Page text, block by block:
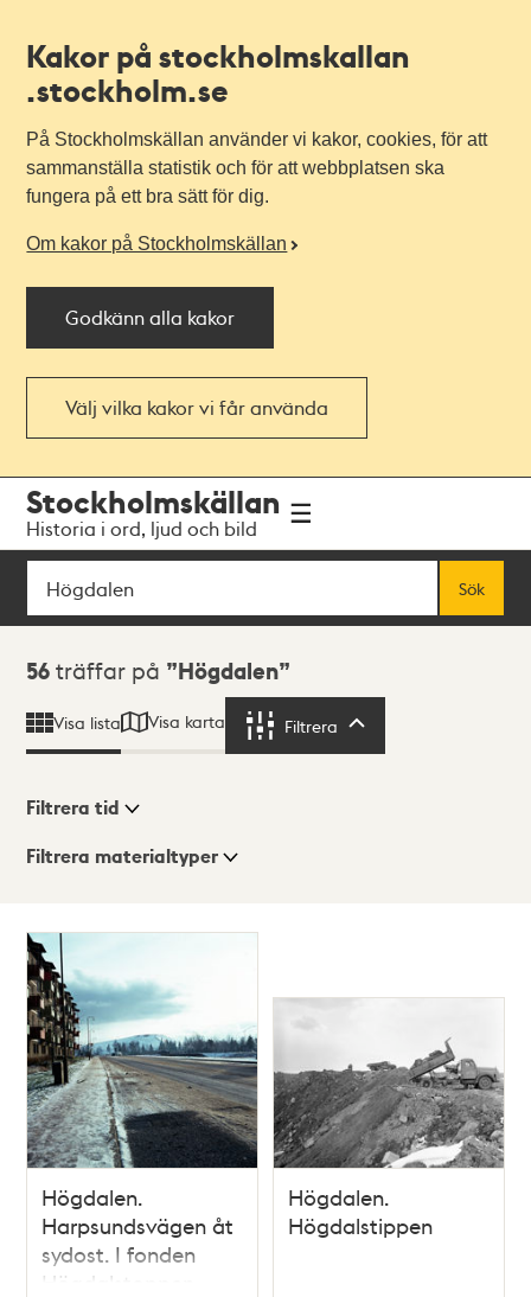
Kakor på stockholmskallan
.stockholm.se
På Stockholmskällan använder vi kakor, cookies, för att
sammanställa statistik och för att webbplatsen ska
fungera på ett bra sätt för dig.
Om kakor på Stockholmskällan
Godkänn alla kakor
Välj vilka kakor vi får använda
navigationen
huvudinnehållet
Stockholmskällan
Historia i ord, ljud och bild
Sök
Sök
Sökresultat
56 träffar på Högdalen
Visa lista Visa karta Filtrera
Visningsläge
Lista
Filtrera tid
Filtrera materialtyper
träffar
Högdalen.
Harpsundsvägen åt
sydost. I fonden
Högdalstoppen
Högdalen.
Högdalstippen